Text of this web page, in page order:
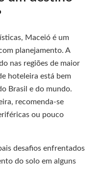
Maceió é um
planejamento. A
nas regiões de maior
hoteleira está bem
Brasil e do mundo.
recomenda-se
ou pouco
desafios enfrentados
do solo em alguns